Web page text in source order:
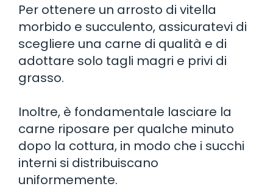
Per ottenere un arrosto di vitella
morbido e succulento, assicuratevi di
scegliere una carne di qualità e di
adottare solo tagli magri e privi di
grasso.
Inoltre, è fondamentale lasciare la
carne riposare per qualche minuto
dopo la cottura, in modo che i succhi
interni si distribuiscano
uniformemente.